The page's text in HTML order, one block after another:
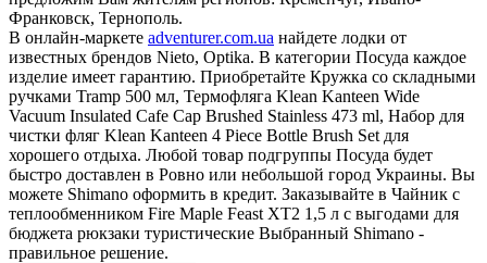
Франковск, Тернополь.
В онлайн-маркете adventurer.com.ua найдете лодки от
известных брендов Nieto, Optika. В категории Посуда каждое
изделие имеет гарантию. Приобретайте Кружка со складными
ручками Tramp 500 мл, Термофляга Klean Kanteen Wide
Vacuum Insulated Cafe Cap Brushed Stainless 473 ml, Набор для
чистки фляг Klean Kanteen 4 Piece Bottle Brush Set для
хорошего отдыха. Любой товар подгруппы Посуда будет
быстро доставлен в Ровно или небольшой город Украины. Вы
можете Shimano оформить в кредит. Заказывайте в Чайник с
теплообменником Fire Maple Feast XT2 1,5 л с выгодами для
бюджета рюкзаки туристические Выбранный Shimano -
правильное решение.